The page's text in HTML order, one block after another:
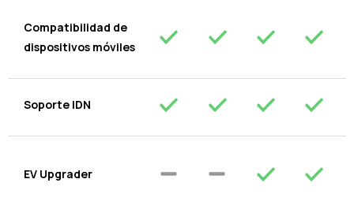
Compatibilidad de
dispositivos móviles
Soporte IDN
EV Upgrader